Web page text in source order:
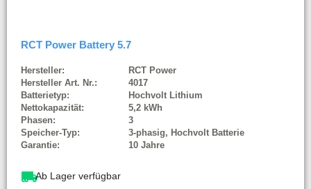
RCT Power Battery 5.7
Hersteller:
RCT Power
Hersteller Art. Nr.:
4017
Batterietyp:
Hochvolt Lithium
Nettokapazität:
5,2 kWh
Phasen:
3
Speicher-Typ:
3-phasig, Hochvolt Batterie
Garantie:
10 Jahre
Ab Lager verfügbar